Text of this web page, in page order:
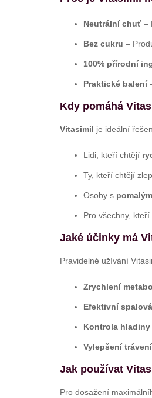
Neutrální chuť –
Bez cukru –
100% přírodní
Praktické balení
Kdy pomáhá
Vitasimil je ideální
Lidi, kteří chtějí
Ty, kteří chtějí
Osoby s
Pro všechny,
Jaké účinky má
Pravidelné užívání
Zrychlení
Efektivní
Kontrola
Vylepšení trávení
Jak používat
Pro dosažení